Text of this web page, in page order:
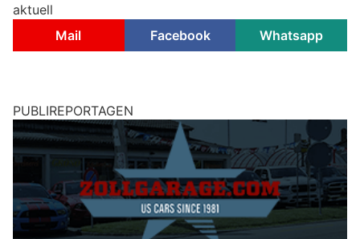
aktuell
Mail
Facebook Whatsapp
PUBLIREPORTAGEN